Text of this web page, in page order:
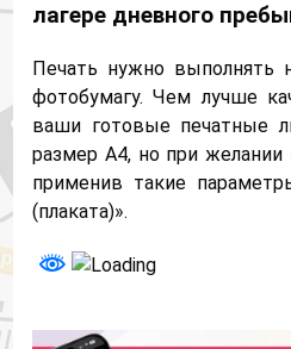
лагере дневного
Печать нужно выполнять
фотобумагу. Чем лучше
ваши готовые печатные
размер А4, но при
применив такие
(плаката)».